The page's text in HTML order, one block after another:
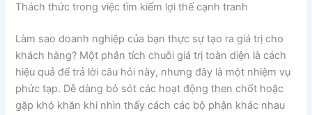
Thách thức trong việc tìm kiếm lợi thế cạnh tranh
Làm sao doanh nghiệp của bạn thực sự tạo ra giá trị cho
khách hàng? Một phân tích chuỗi giá trị toàn diện là cách
hiệu quả để trả lời câu hỏi này, nhưng đây là một nhiệm vụ
phức tạp. Dễ dàng bỏ sót các hoạt động then chốt hoặc
gặp khó khăn khi nhìn thấy cách các bộ phận khác nhau